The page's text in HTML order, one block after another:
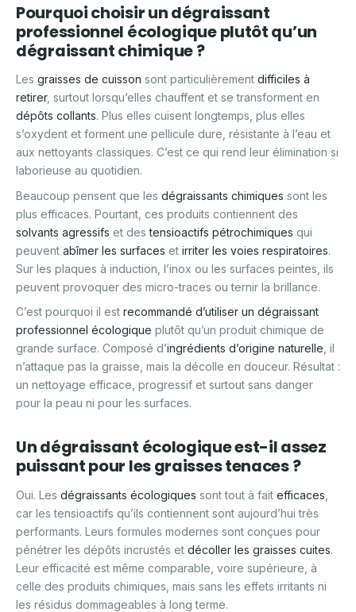
Pourquoi choisir un dégraissant
professionnel écologique plutôt qu’un
dégraissant chimique ?
Les graisses de cuisson sont particulièrement difficiles à
retirer, surtout lorsqu’elles chauffent et se transforment en
dépôts collants. Plus elles cuisent longtemps, plus elles
s’oxydent et forment une pellicule dure, résistante à l’eau et
aux nettoyants classiques. C’est ce qui rend leur élimination si
laborieuse au quotidien.
Beaucoup pensent que les dégraissants chimiques sont les
plus efficaces. Pourtant, ces produits contiennent des
solvants agressifs et destensioactifs pétrochimiques qui
peuvent abîmer les surfaces et irriter les voies respiratoires.
Sur les plaques à induction, l’inox ou les surfaces peintes, ils
peuvent provoquer des micro-traces ou ternir la brillance.
C’est pourquoi il est recommandé d’utiliser un dégraissant
professionnel écologique plutôt qu’un produit chimique de
grande surface. Composé d’ingrédients d’origine naturelle , il
n’attaque pas la graisse, mais la décolle en douceur. Résultat :
un nettoyage efficace, progressif et surtout sans danger
pour la peau ni pour les surfaces.
Un dégraissant écologique est-il assez
puissant pour les graisses tenaces ?
Oui. Les dégraissants écologiques sont tout à fait efficaces
car les tensioactifs qu’ils contiennent sont aujourd’hui très
performants. Leurs formules modernes sont conçues pour
pénétrer les dépôts incrustés et décoller les graisses cuites.
Leur efficacité est même comparable, voire supérieure, à
celle des produits chimiques, mais sans les effets irritants ni
les résidus dommageables à long terme.